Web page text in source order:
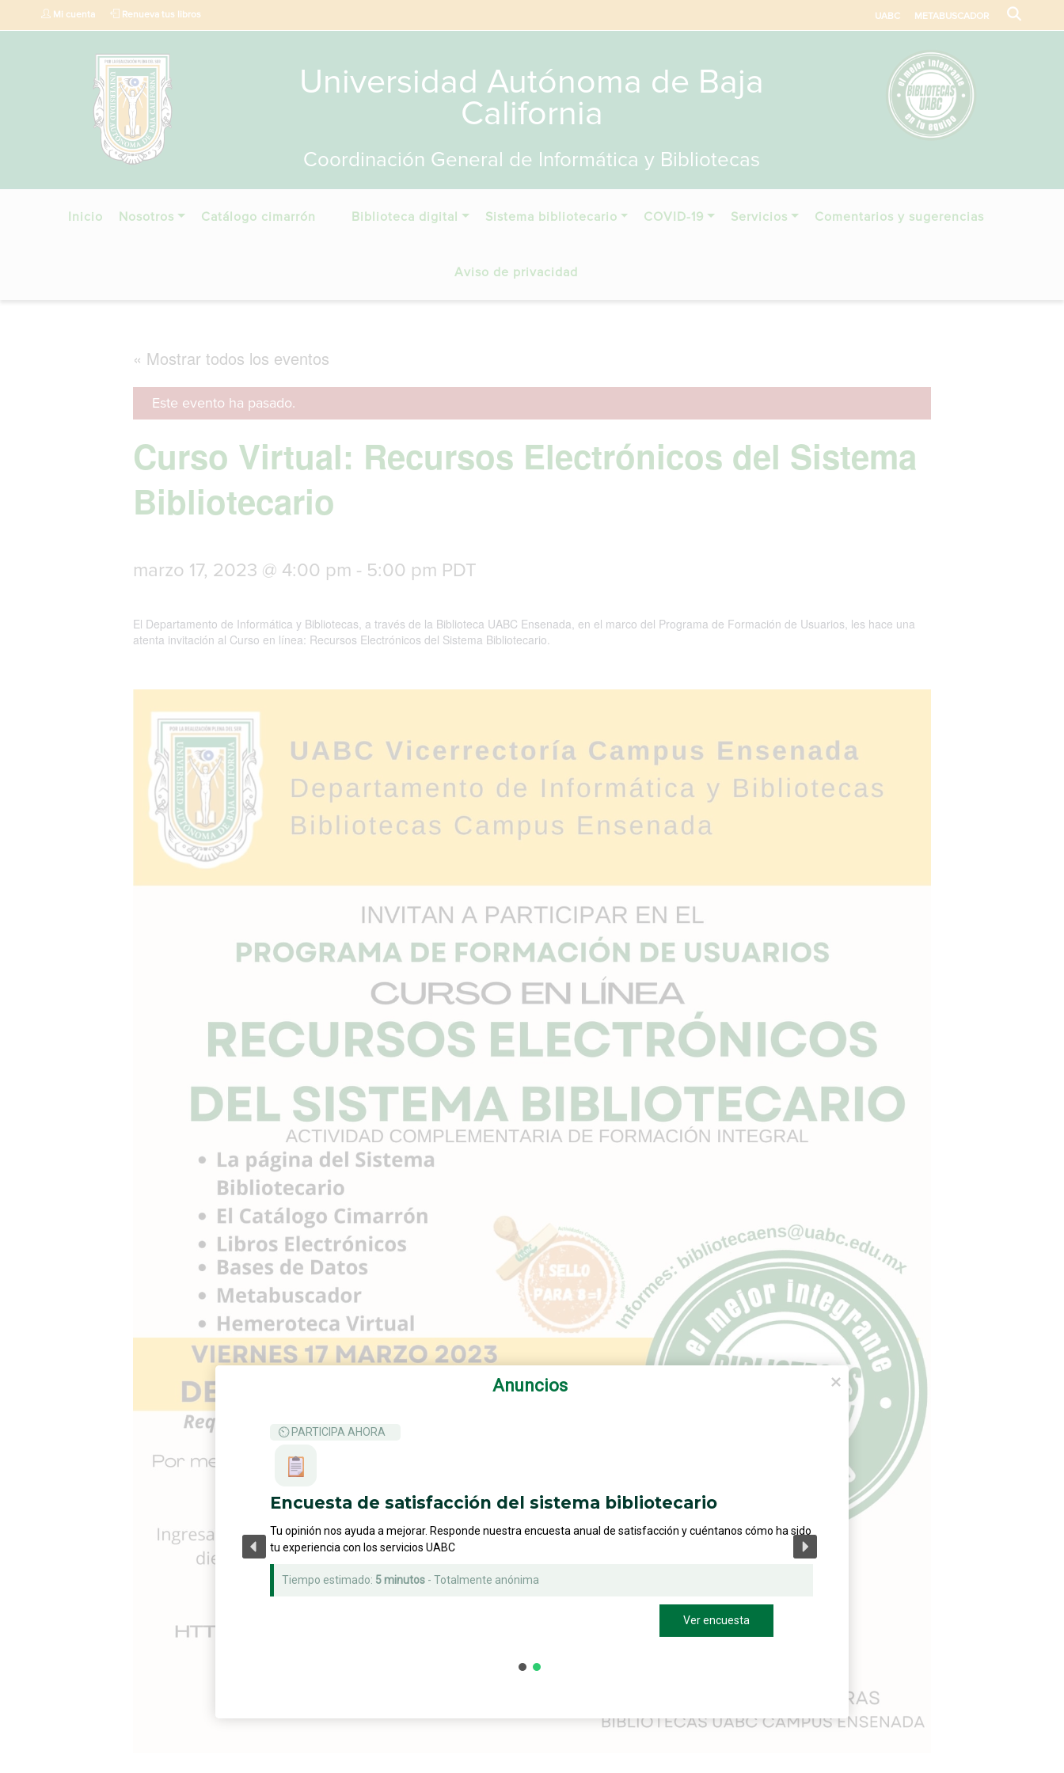
Mi cuenta Renueva tus libros UABC METABUSCADOR
Universidad Autónoma de Baja
California
Coordinación General de Informática y Bibliotecas
Inicio Nosotros Catálogo cimarrón Biblioteca digital Sistema bibliotecario COVID-19 Servicios Comentarios y sugerencias
Aviso de privacidad
« Mostrar todos los eventos
Este evento ha pasado.
Curso Virtual: Recursos Electrónicos del Sistema
Bibliotecario
marzo 17, 2023 @ 4:00 pm - 5:00 pm PDT
El Departamento de Informática y Bibliotecas, a través de la Biblioteca UABC Ensenada, en el marco del Programa de Formación de Usuarios, les hace una
atenta invitación al Curso en línea: Recursos Electrónicos del Sistema Bibliotecario.
Anuncios
⏲ PARTICIPA AHORA
Encuesta de satisfacción del sistema bibliotecario
Tu opinión nos ayuda a mejorar. Responde nuestra encuesta anual de satisfacción y cuéntanos cómo ha sido
tu experiencia con los servicios UABC
Tiempo estimado: 5 minutos - Totalmente anónima
Ver encuesta